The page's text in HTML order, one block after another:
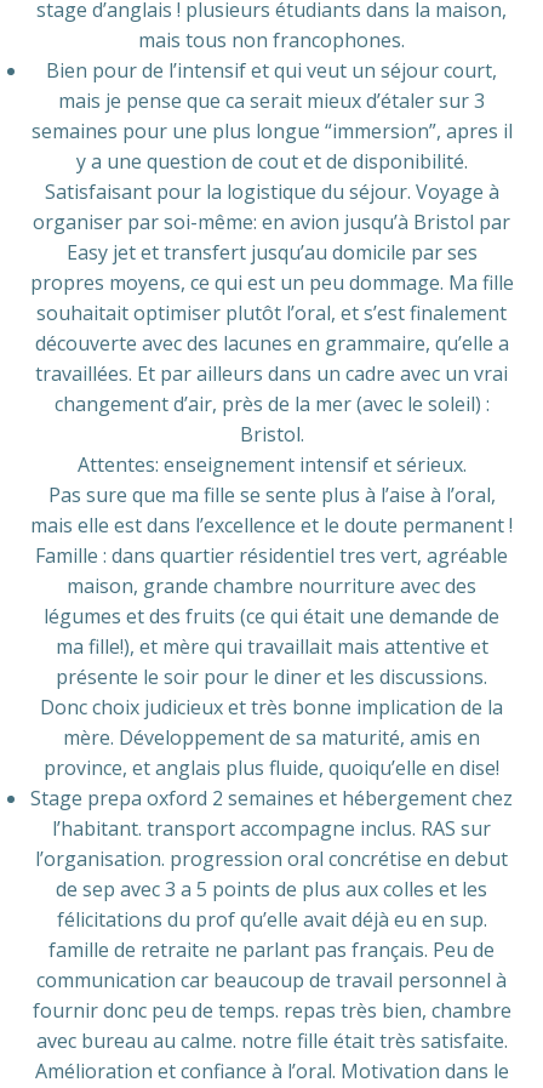
stage d’anglais ! plusieurs étudiants dans la maison,
mais tous non francophones.
Bien pour de l’intensif et qui veut un séjour court,
mais je pense que ca serait mieux d’étaler sur 3
semaines pour une plus longue “immersion”, apres il
y a une question de cout et de disponibilité.
Satisfaisant pour la logistique du séjour. Voyage à
organiser par soi-même: en avion jusqu’à Bristol par
Easy jet et transfert jusqu’au domicile par ses
propres moyens, ce qui est un peu dommage. Ma fille
souhaitait optimiser plutôt l’oral, et s’est finalement
découverte avec des lacunes en grammaire, qu’elle a
travaillées. Et par ailleurs dans un cadre avec un vrai
changement d’air, près de la mer (avec le soleil) :
Bristol.
Attentes: enseignement intensif et sérieux.
Pas sure que ma fille se sente plus à l’aise à l’oral,
mais elle est dans l’excellence et le doute permanent !
Famille : dans quartier résidentiel tres vert, agréable
maison, grande chambre nourriture avec des
légumes et des fruits (ce qui était une demande de
ma fille!), et mère qui travaillait mais attentive et
présente le soir pour le diner et les discussions.
Donc choix judicieux et très bonne implication de la
mère. Développement de sa maturité, amis en
province, et anglais plus fluide, quoiqu’elle en dise!
Stage prepa oxford 2 semaines et hébergement chez
l’habitant. transport accompagne inclus. RAS sur
l’organisation. progression oral concrétise en debut
de sep avec 3 a 5 points de plus aux colles et les
félicitations du prof qu’elle avait déjà eu en sup.
famille de retraite ne parlant pas français. Peu de
communication car beaucoup de travail personnel à
fournir donc peu de temps. repas très bien, chambre
avec bureau au calme. notre fille était très satisfaite.
Amélioration et confiance à l’oral. Motivation dans le